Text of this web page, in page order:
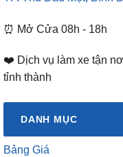
⏰ Mở Cửa 08h - 18h
❤️ Dịch vụ làm xe tận
tỉnh thành
DANH MỤC
Bảng Giá